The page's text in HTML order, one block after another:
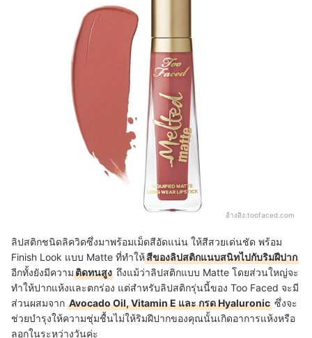
อ้างอิง:toofaced.com
ลิปสติกชนิดลิควิดซึ่งมาพร้อมเม็ดสีอัดแน่น ให้สีสวยเด่นชัด พร้อม
Finish Look แบบ Matte ที่ทำให้สีของลิปสติกแนบสนิทไปกับริมฝีปาก
อีกทั้งยังมีความติดทนสูง ถึงแม้ว่าลิปสติกแบบ Matte โดยส่วนใหญ่จะ
ทำให้ปากแห้งและตกร่อง แต่สำหรับลิปสติกรุ่นนี้ของ Too Faced จะมี
ส่วนผสมจาก Avocado Oil, Vitamin E และ กรด Hyaluronic ซึ่งจะ
ช่วยบำรุงให้ความชุ่มชื้นไม่ให้ริมฝีปากของคุณนั้นเกิดอาการแห้งหรือ
ลอกในระหว่างวันค่ะ